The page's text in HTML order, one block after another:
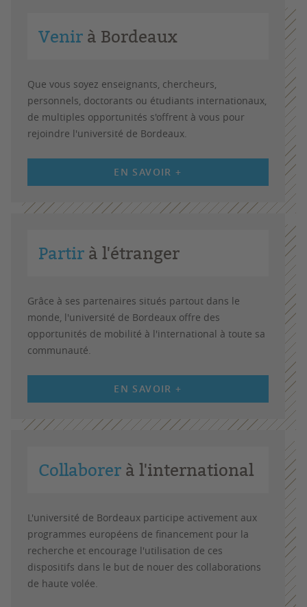
Venir à Bordeaux
Que vous soyez enseignants, chercheurs,
personnels, doctorants ou étudiants internationaux,
de multiples opportunités s'offrent à vous pour
rejoindre l'université de Bordeaux.
EN SAVOIR +
Partir à l'étranger
Grâce à ses partenaires situés partout dans le
monde, l'université de Bordeaux offre des
opportunités de mobilité à l'international à toute sa
communauté.
EN SAVOIR +
Collaborer à l'international
L'université de Bordeaux participe activement aux
programmes européens de financement pour la
recherche et encourage l'utilisation de ces
dispositifs dans le but de nouer des collaborations
de haute volée.